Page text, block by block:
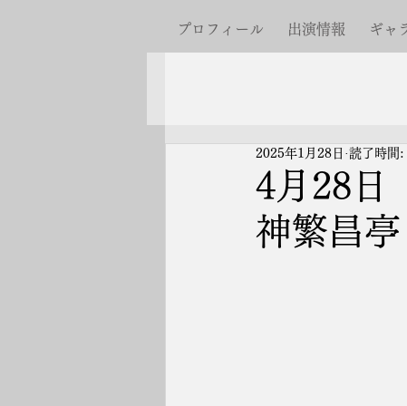
プロフィール 出演情報 ギャ
4月28日
神繁昌
2025年1月28日 読了時間: